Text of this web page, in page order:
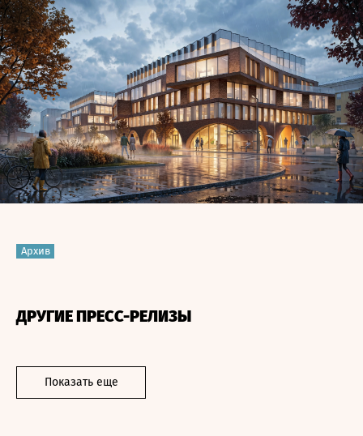
Архив
ДРУГИЕ ПРЕСС-РЕЛИЗЫ
Показать еще